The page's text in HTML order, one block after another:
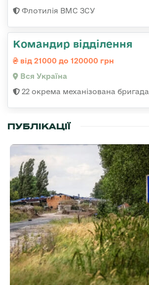
Флотилія ВМС ЗСУ
Командир відділення
від 21000 до 120000 грн
Вся Україна
22 окрема механізована бригада
ПУБЛІКАЦІЇ